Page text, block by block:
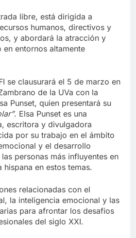
libre, está dirigida a
humanos, directivos y
y abordará la atracción y
entornos altamente
se clausurará el 5 de marzo en
de la UVa con la
Punset, quien presentará su
. Elsa Punset es una
escritora y divulgadora
por su trabajo en el ámbito
y el desarrollo
personas más influyentes en
hispana en estos temas.
relacionadas con el
la inteligencia emocional y las
para afrontar los desafíos
del siglo XXI.